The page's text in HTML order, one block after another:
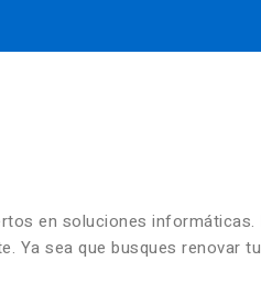
en soluciones
Ya sea que busques